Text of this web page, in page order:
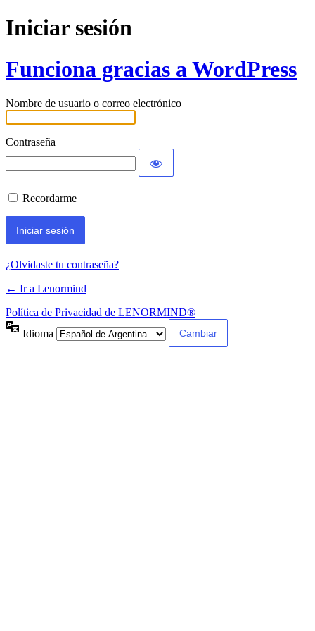
Iniciar sesión
Funciona gracias a WordPress
Nombre de usuario o correo electrónico
Contraseña
Recordarme
¿Olvidaste tu contraseña?
← Ir a Lenormind
Política de Privacidad de LENORMIND®
Idioma